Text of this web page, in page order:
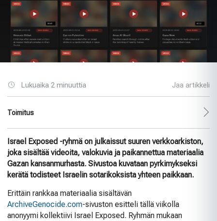
Lukuaika 2 minuuttia Jaa artikkeli
Toimitus
Israel Exposed -ryhmä on julkaissut suuren verkkoarkiston,
joka sisältää videoita, valokuvia ja paikannettua materiaalia
Gazan kansanmurhasta. Sivustoa kuvataan pyrkimykseksi
kerätä todisteet Israelin sotarikoksista yhteen paikkaan.
Erittäin rankkaa materiaalia sisältävän
ArchiveGenocide.com-sivuston esitteli tällä viikolla
anonyymi kollektiivi Israel Exposed. Ryhmän mukaan